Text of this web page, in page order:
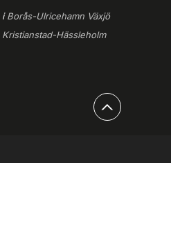
iBorås-Ulricehamn Växjö
Kristianstad-Hässleholm